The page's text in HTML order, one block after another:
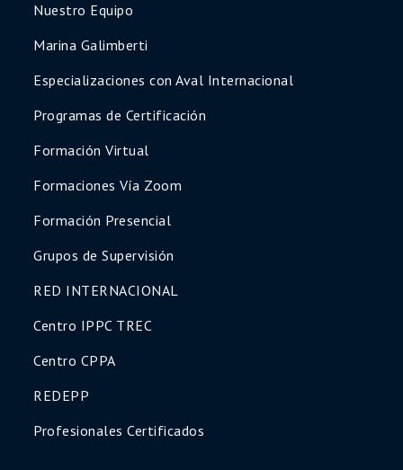
Nuestro Equipo
Marina Galimberti
Especializaciones con Aval Internacional
Programas de Certificación
Formación Virtual
Formaciones Vía Zoom
Formación Presencial
Grupos de Supervisión
RED INTERNACIONAL
Centro IPPC TREC
Centro CPPA
REDEPP
Profesionales Certificados